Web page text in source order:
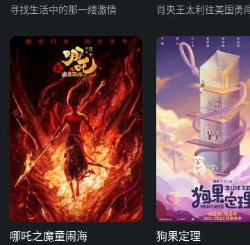
寻找生活中的那一缕激情 肖央王太利往美国勇
哪吒之魔童闹海 狗果定理